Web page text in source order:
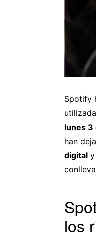
Spotify
lunes 3
han
digital
los